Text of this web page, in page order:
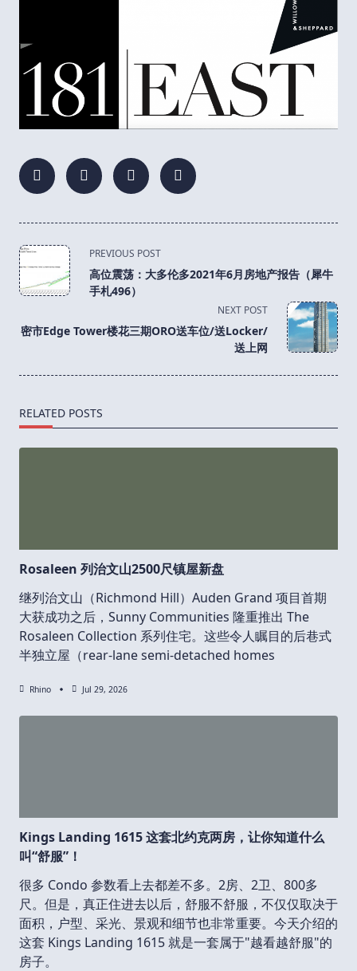
<span
class="nav-
subtitle
reader-
PREVIOUS POST
高位震荡：大多伦多2021年6月房地产报告（犀牛
手札496）
NEXT POST
密市Edge Tower楼花三期ORO送车位/送Locker/
送上网
RELATED POSTS
Rosaleen 列治文山2500尺镇屋新盘
继列治文山（Richmond Hill）Auden Grand 项目首期
大获成功之后，Sunny Communities 隆重推出 The
Rosaleen Collection 系列住宅。这些令人瞩目的后巷式
半独立屋（rear-lane semi-detached homes
Rhino Jul 29, 2026
Kings Landing 1615 这套北约克两房，让你知道什么
叫“舒服”！
很多 Condo 参数看上去都差不多。2房、2卫、800多
尺。但是，真正住进去以后，舒服不舒服，不仅仅取决于
面积，户型、采光、景观和细节也非常重要。今天介绍的
这套 Kings Landing 1615 就是一套属于"越看越舒服"的
房子。